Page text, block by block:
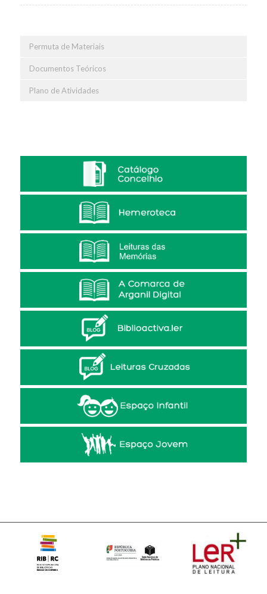
Permuta de Materiais
Documentos Teóricos
Plano de Atividades